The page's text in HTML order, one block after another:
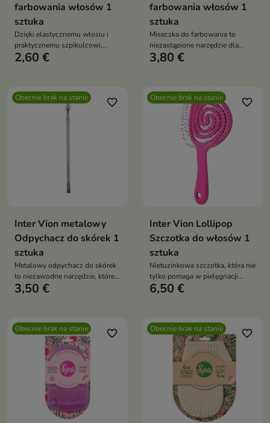
farbowania włosów 1
sztuka
Dzięki elastycznemu włosiu i
praktycznemu szpikulcowi,
koloryzacja staje się precyzyjna i
2,60 €
farbowania włosów 1
sztuka
Miseczka do farbowania to
niezastąpione narzędzie dla
profesjonalistów i osób
3,80 €
Obecnie brak na stanie favorite_border
Inter Vion metalowy
Odpychacz do skórek 1
sztuka
Metalowy odpychacz do skórek
to niezawodne narzędzie, które
wspiera precyzyjną i bezpieczną
3,50 €
Obecnie brak na stanie favorite_border
Inter Vion Lollipop
Szczotka do włosów 1
sztuka
Nietuzinkowa szczotka, która nie
tylko pomaga w pielęgnacji
włosów, ale także dostarcza
6,50 €
Obecnie brak na stanie favorite_border Obecnie brak na stanie favorite_border